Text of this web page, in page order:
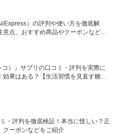
）の評判や使い方を徹底解
意点、おすすめ商品やクーポンなどを
コ）』サプリの口コミ・評判を実際に
効果はある？【生活習慣を見直す糖脂
・評判を徹底検証！本当に怪しい？正
クーポンなどをご紹介